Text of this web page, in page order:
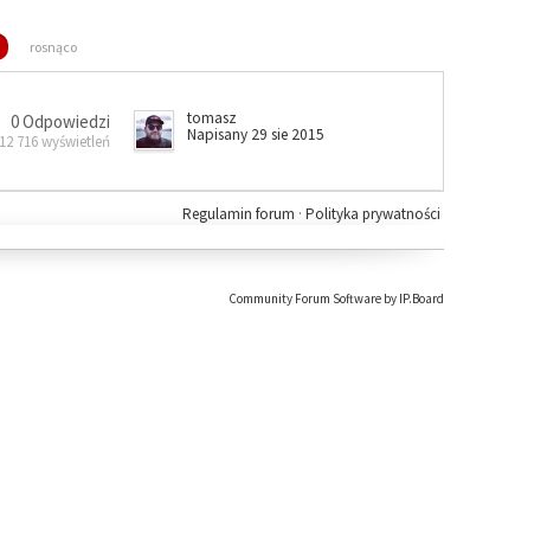
rosnąco
0 Odpowiedzi
12 716 wyświetleń
tomasz
Napisany 29 sie 2015
Polityka prywatności
Regulamin forum ·
Community Forum Software by IP.Board